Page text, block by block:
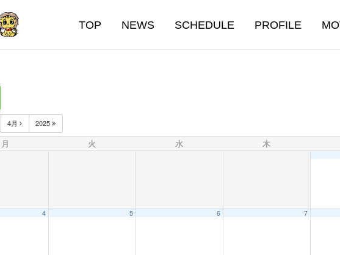
TOP NEWS SCHEDULE PROFILE
4月 2025
月 火 水 木
4 5 6 7